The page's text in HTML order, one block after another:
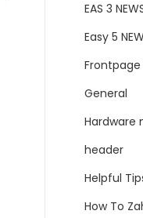
EAS 3
Easy 5
General
Hardware
header
Helpful
How To